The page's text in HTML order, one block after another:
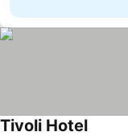
Tivoli Hotel